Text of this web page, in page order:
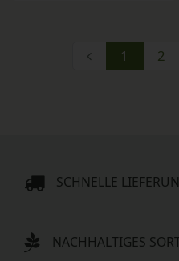
1 2
SCHNELLE
NACHHALTIGES